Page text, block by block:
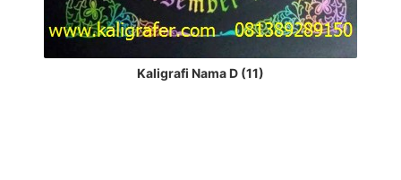
Kaligrafi Nama D (11)